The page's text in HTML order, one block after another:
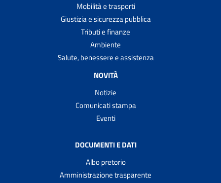
Mobilità e trasporti
Giustizia e sicurezza pubblica
Tributi e finanze
Ambiente
Salute, benessere e assistenza
NOVITÀ
Notizie
Comunicati stampa
Eventi
DOCUMENTI E DATI
Albo pretorio
Amministrazione trasparente